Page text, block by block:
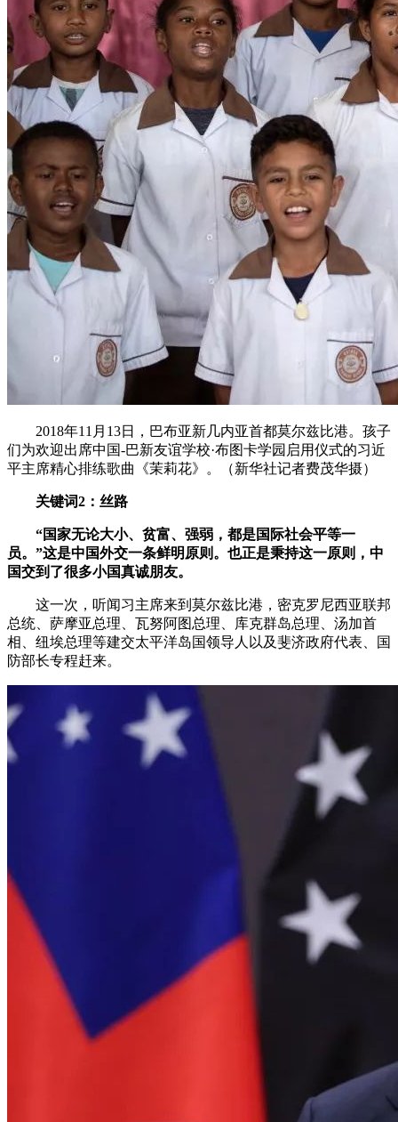
2018年11月13日，巴布亚新几内亚首都莫尔兹比港。孩子
们为欢迎出席中国-巴新友谊学校·布图卡学园启用仪式的习近
平主席精心排练歌曲《茉莉花》。（新华社记者费茂华摄）
关键词2：丝路
“国家无论大小、贫富、强弱，都是国际社会平等一
员。”这是中国外交一条鲜明原则。也正是秉持这一原则，中
国交到了很多小国真诚朋友。
这一次，听闻习主席来到莫尔兹比港，密克罗尼西亚联邦
总统、萨摩亚总理、瓦努阿图总理、库克群岛总理、汤加首
相、纽埃总理等建交太平洋岛国领导人以及斐济政府代表、国
防部长专程赶来。